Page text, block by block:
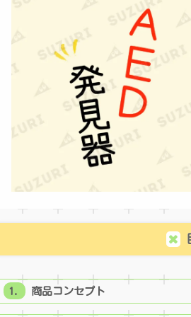
商品コンセプト